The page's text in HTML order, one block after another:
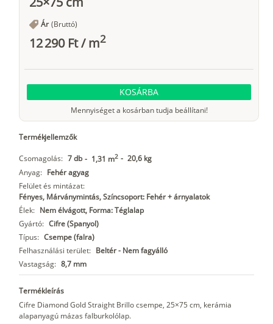
Ár (Bruttó)
12 290 Ft/m2
KOSÁRBA
Mennyiséget a kosárban tudja beállítani!
Termékjellemzők
Csomagolás: 7 db - 1,31 m2 - 20,6 kg
Anyag: Fehér agyag
Felület és mintázat:
Fényes, Márványmintás, Színcsoport: Fehér + árnyalatok
Élek: Nem élvágott, Forma: Téglalap
Gyártó: Cifre (Spanyol)
Típus: Csempe (falra)
Felhasználási terület: Beltér - Nem fagyálló
Vastagság: 8,7 mm
Termékleírás
Cifre Diamond Gold Straight Brillo csempe, 25×75 cm, kerámia
alapanyagú mázas falburkolólap.